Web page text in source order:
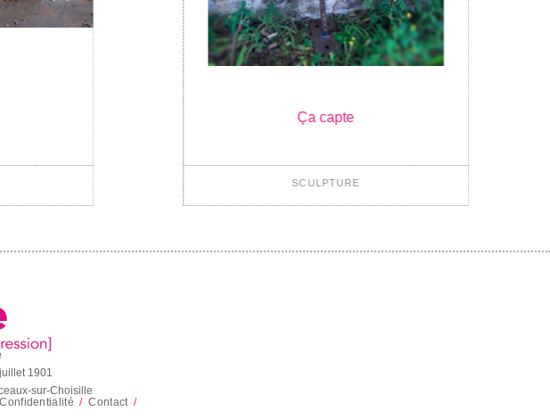
Ça capte
SCULPTURE
1901
sur-Choisille
Confidentialité / Contact /